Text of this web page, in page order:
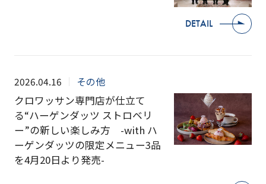
DETAIL
2026.04.16 その他
クロワッサン専門店が仕立て
る“ハーゲンダッツ ストロベリ
ー”の新しい楽しみ方 -with ハ
ーゲンダッツの限定メニュー3品
を4月20日より発売-